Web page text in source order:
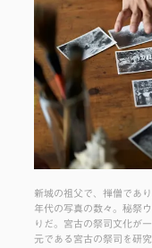
新城の祖父で、禅僧であ
年代の写真の数々。秘祭
りだ。宮古の祭司文化が
元である宮古の祭司を研